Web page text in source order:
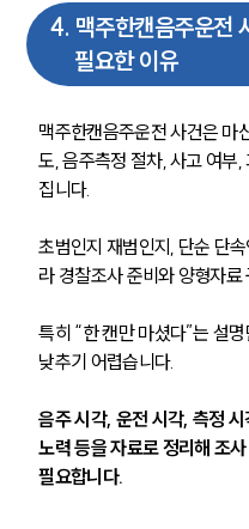
대륜
4. 맥주한캔음주운전
필요한 이유
맥주한캔음주운전 사건은 마
도, 음주측정 절차, 사고 여부
집니다.
초범인지 재범인지, 단순 단
라 경찰조사 준비와 양형자료
특히 “한 캔만 마셨다”는 설
낮추기 어렵습니다.
음주 시각, 운전 시각, 측정
노력 등을 자료로 정리해 조
필요합니다.